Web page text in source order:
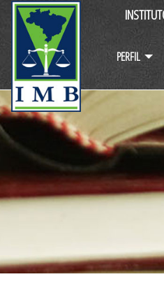
PERFIL